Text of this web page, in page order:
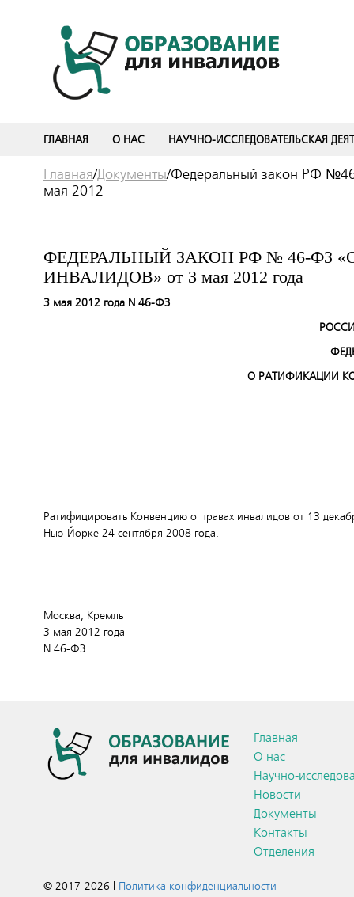
ГЛАВНАЯ О НАС НАУЧНО-ИССЛЕДОВАТЕЛЬСКАЯ
Главная/Документы/Федеральный закон РФ
мая 2012
ФЕДЕРАЛЬНЫЙ ЗАКОН РФ № 46-ФЗ
ИНВАЛИДОВ» от 3 мая 2012 года
3 мая 2012 года N 46-ФЗ
О РАТИФИКАЦИИ
Ратифицировать Конвенцию о правах инвалидов от 13
Нью-Йорке 24 сентября 2008 года.
Москва, Кремль
3 мая 2012 года
N 46-ФЗ
Главная
О нас
Научно-
Новости
Документы
Контакты
Отделения
© 2017-2026 | Политика конфиденциальности